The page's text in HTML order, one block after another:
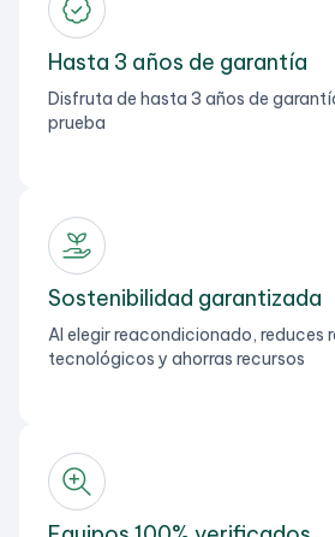
Hasta 3 años de garantía
Disfruta de hasta 3 años de
prueba
Sostenibilidad garantizada
Al elegir reacondicionado, reduces
tecnológicos y ahorras recursos